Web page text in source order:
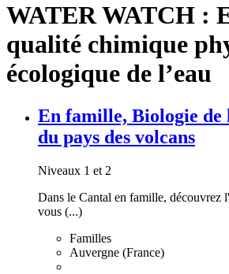
WATER WATCH :
qualité chimique
écologique de l’eau
En famille, Biologie de
du pays des volcans
Niveaux 1 et 2
Dans le Cantal en famille, découvrez
vous (...)
Familles
Auvergne (France)